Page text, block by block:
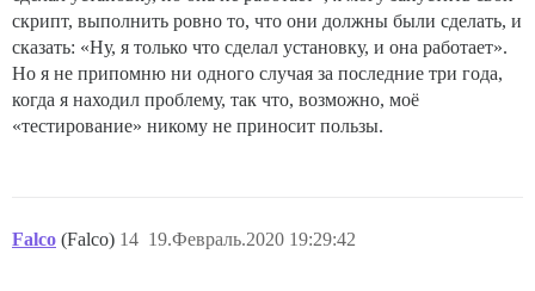
скрипт, выполнить ровно то, что они должны были сделать, и
сказать: «Ну, я только что сделал установку, и она работает».
Но я не припомню ни одного случая за последние три года,
когда я находил проблему, так что, возможно, моё
«тестирование» никому не приносит пользы.
Falco (Falco) 19.Февраль.2020 19:29:42
14